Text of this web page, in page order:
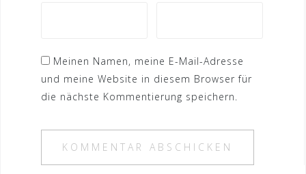
Meinen Namen, meine E-Mail-Adresse
und meine Website in diesem Browser für
die nächste Kommentierung speichern.